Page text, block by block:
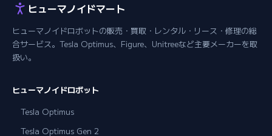
ヒューマノイドマート
ヒューマノイドロボットの販売・買取・レンタル・リース・修理の総
合サービス。Tesla Optimus、Figure、Unitreeなど主要メーカーを取
扱い。
ヒューマノイドロボット
Tesla Optimus
Tesla Optimus Gen 2